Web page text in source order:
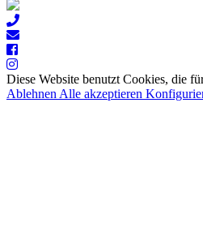
Diese Website benutzt Cookies, die
Ablehnen Alle akzeptieren